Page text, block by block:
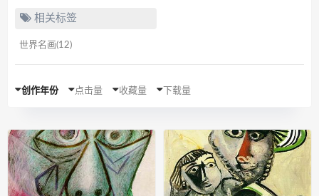
相关标签
世界名画(12)
创作年份 点击量 收藏量 下载量